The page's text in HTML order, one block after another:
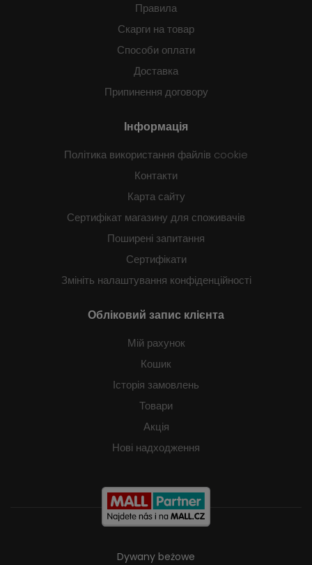
Правила
Скарги на товар
Способи оплати
Доставка
Припинення договору
Інформація
Політика використання файлів cookie
Контакти
Карта сайту
Сертифікат магазину для споживачів
Поширені запитання
Сертифікати
Змініть налаштування конфіденційності
Обліковий запис клієнта
Мій рахунок
Кошик
Історія замовлень
Товари
Акція
Нові надходження
Dywany beżowe